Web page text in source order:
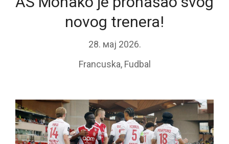
novog trenera!
28. мај 2026.
Francuska, Fudbal